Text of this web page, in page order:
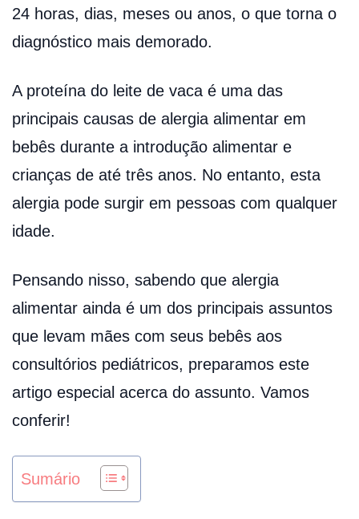
24 horas, dias, meses ou anos, o que torna o
diagnóstico mais demorado.
A proteína do leite de vaca é uma das
principais causas de alergia alimentar em
bebês durante a introdução alimentar e
crianças de até três anos. No entanto, esta
alergia pode surgir em pessoas com qualquer
idade.
Pensando nisso, sabendo que alergia
alimentar ainda é um dos principais assuntos
que levam mães com seus bebês aos
consultórios pediátricos, preparamos este
artigo especial acerca do assunto. Vamos
conferir!
Sumário